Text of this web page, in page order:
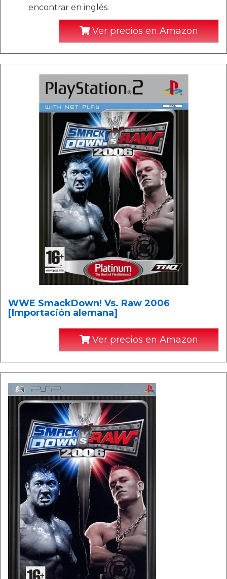
encontrar en inglés.
Ver precios en Amazon
WWE SmackDown! Vs. Raw 2006
[Importación alemana]
Ver precios en Amazon